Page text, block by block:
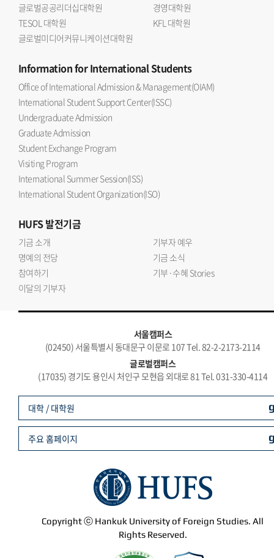
글로벌공공리더십대학원
경영대학원
TESOL 대학원
KFL 대학원
글로벌미디어커뮤니케이션대학원
Informationfor International Students
Office of International Admission & Management(OIAM)
International Student Support Center(ISSC)
Undergraduate Admission
Graduate Admission
Student Exchange Program
Visiting Program
International Summer Session(ISS)
International Student Organization(ISO)
HUFS발전기금
기금 소개
기부자 예우
명예의 전당
기금 소식
참여하기
기부·수혜 Stories
이달의 기부자
서울캠퍼스
(02450) 서울특별시 동대문구 이문로 107 Tel. 82-2-2173-2114
글로벌캠퍼스
(17035) 경기도 용인시 처인구 모현읍 외대로 81 Tel. 031-330-4114
Copyright ⓒ Hankuk University of Foreign Studies. All
Rights Reserved.
대학 / 대학원
주요 홈페이지